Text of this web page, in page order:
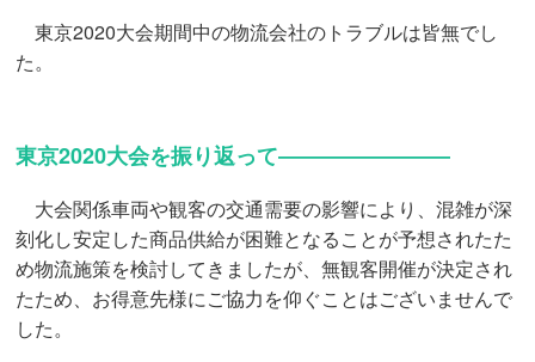
東京2020大会期間中の物流会社のトラブルは皆無でし
た。
東京2020大会を振り返って――――――――
大会関係車両や観客の交通需要の影響により、混雑が深
刻化し安定した商品供給が困難となることが予想されたた
め物流施策を検討してきましたが、無観客開催が決定され
たため、お得意先様にご協力を仰ぐことはございませんで
した。